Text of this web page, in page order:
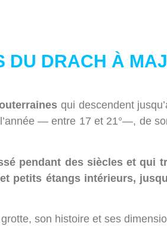
DU DRACH À
qui descendent
— entre 17 et 21°—, de
pendant des siècles et qui
petits étangs intérieurs,
son histoire et ses